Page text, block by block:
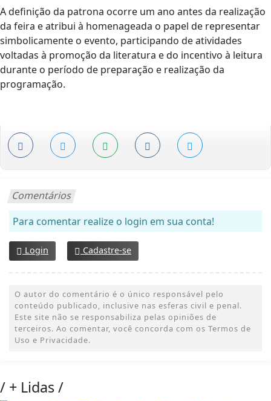
A definição da patrona ocorre um ano antes da realização
da feira e atribui à homenageada o papel de representar
simbolicamente o evento, participando de atividades
voltadas à promoção da literatura e do incentivo à leitura
durante o período de preparação e realização da
programação.
Comentários
Para comentar realize o login em sua conta!
Login Cadastre-se
O autor do comentário é o único responsável pelo
conteúdo publicado, inclusive nas esferas civil e penal.
Este site não se responsabiliza pelas opiniões de
terceiros. Ao comentar, você concorda com os Termos de
Uso e Privacidade.
/ + Lidas/